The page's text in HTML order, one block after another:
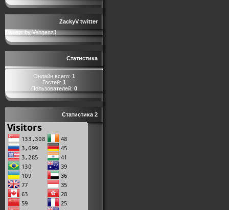
ZackyV twitter
Tweets by Vengenz1
Статистика
Онлайн всего: 1
Гостей: 1
Пользователей: 0
Статистика 2